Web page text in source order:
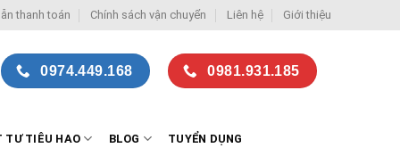
thanh toán Chính sách vận chuyển Liên hệ Giới thiệu
0974.449.168 0981.931.185
TƯ TIÊU HAO BLOG TUYỂN DỤNG